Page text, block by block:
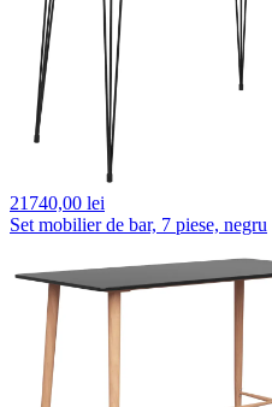
21740,00 lei
Set mobilier de bar, 7 piese, negru